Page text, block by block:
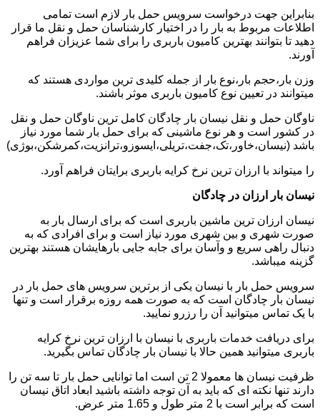
بنابراین جهت درخواست سرویس حمل بار لازم است تمامی
اطلاعات مربوط به بار را در اختیار کارشناسان حمل و نقل ما قرار
دهید تا بتوانند بهترین کامیون باربری را برای شما عزیزان فراهم
آورند.
وزن بار،حجم بار،نوع بار از جمله کلیدی ترین مواردی هستند که
میتوانند در تعیین نوع کامیون باربری موثر باشند.
ناوگان حمل و نقل نیسان بار چادگان کامل ترین ناوگان حمل و نقل
در کشور است و هر نوع ماشینی که برای حمل بار شما مورد نیاز
باشد (نیسان،خاور،تک،جفت،تریلی،ایسوزو،ترانزیت،کمرشکن،بوژی)
را میتواند با ارزان ترین نرخ کرایه باربری برایتان فراهم آورد.
نیسان بار ارزان در چادگان
نیسان ارزان ترین ماشین باربری است که برای ارسال بار به
صورت شهری و بین شهری مورد نیاز است و برای افرادی که به
دنبال راهی سریع و وآسان برای جابه جایی بارهایشان هستند بهترین
گزینه میباشد.
سرویس حمل بار با نیسان یکی از برترین سرویس های حمل بار در
نیسان بار چادگان است که به صورت همه روزه برقرار است و تنها
با یک تماس میتوانید آن را رزرو نمایید.
برای دریافت خدمات باربری با نیسان با ارزان ترین نرخ کرایه
باربری میتوانید همین حالا با نیسان بار چادگان تماس بگیرید.
ظرفیت نیسان ها معمولا 2 تن است اما توانایی حمل بار تا سه تن را
دارند تنها نکته ای که باید به آن توجه داشته باشید ابعاد اتاق نیسان
است که برابر است با 2 متر طول و 1.65 متر عرض.